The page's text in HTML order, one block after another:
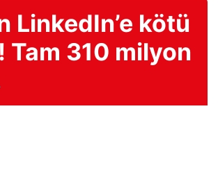
LinkedIn’e kötü
Tam 310 milyon